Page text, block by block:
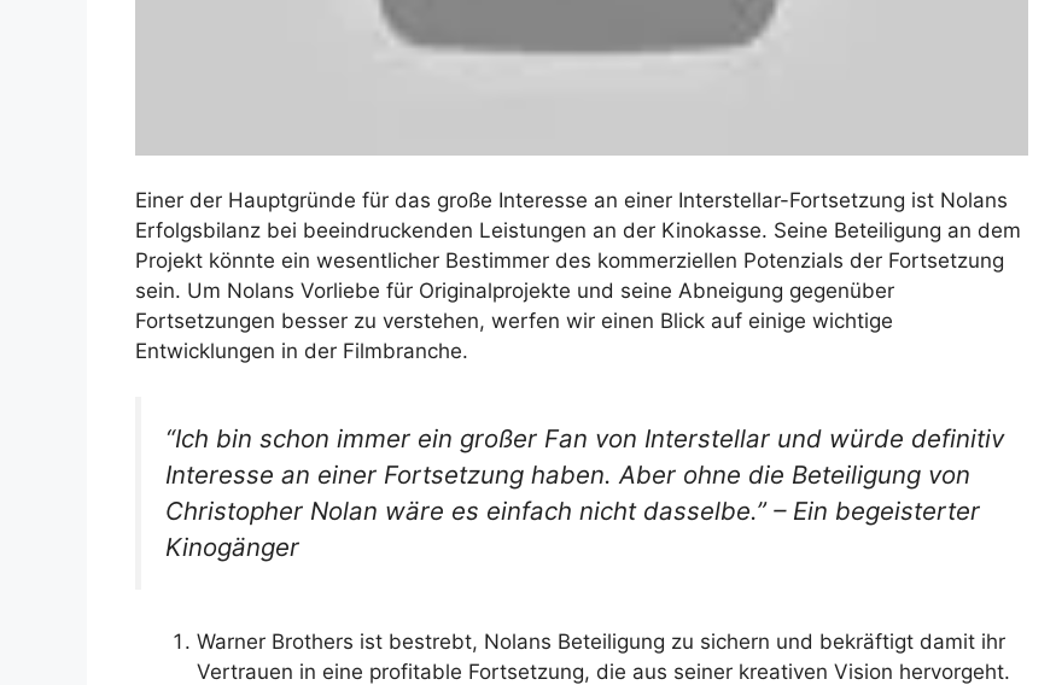
Einer der Hauptgründe für das große Interesse an einer Interstellar-Fortsetzung ist Nolans
Erfolgsbilanz bei beeindruckenden Leistungen an der Kinokasse. Seine Beteiligung an dem
Projekt könnte ein wesentlicher Bestimmer des kommerziellen Potenzials der Fortsetzung
sein. Um Nolans Vorliebe für Originalprojekte und seine Abneigung gegenüber
Fortsetzungen besser zu verstehen, werfen wir einen Blick auf einige wichtige
Entwicklungen in der Filmbranche.
“Ich bin schon immer ein großer Fan von Interstellar und würde definitiv
Interesse an einer Fortsetzung haben. Aber ohne die Beteiligung von
Christopher Nolan wäre es einfach nicht dasselbe.” – Ein begeisterter
Kinogänger
Warner Brothers ist bestrebt, Nolans Beteiligung zu sichern und bekräftigt damit ihr
Vertrauen in eine profitable Fortsetzung, die aus seiner kreativen Vision hervorgeht.